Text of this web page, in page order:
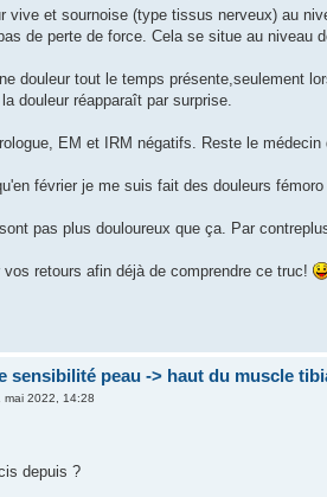
vive et sournoise (type tissus nerveux) au
de perte de force. Cela se situe au
douleur tout le temps présente,seulement
douleur réapparaît par surprise.
EM et IRM négatifs. Reste le
février je me suis fait des douleurs
pas plus douloureux que ça. Par
vos retours afin déjà de comprendre ce truc!
sensibilité peau -> haut du muscle
mai 2022, 14:28
depuis ?